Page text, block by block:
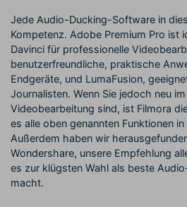
Jede Audio-Ducking-Software in
Kompetenz. Adobe Premium Pro ist
Davinci für professionelle
benutzerfreundliche, praktische
Endgeräte, und LumaFusion,
Journalisten. Wenn Sie jedoch neu
Videobearbeitung sind, ist Filmora
es alle oben genannten Funktionen
Außerdem haben wir
Wondershare, unsere Empfehlung
es zur klügsten Wahl als beste
macht.